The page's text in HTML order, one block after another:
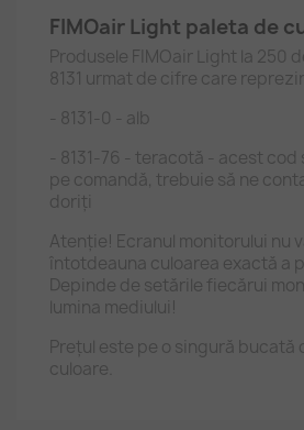
FIMOair Light paleta de
Produsele FIMOair Light la 250
8131 urmat de cifre care
- 8131-0 - alb
- 8131-76 - teracotă - acest cod
pe comandă, trebuie să ne
doriți
Atenție! Ecranul monitorului nu
întotdeauna culoarea exactă a
Depinde de setările fiecărui
lumina mediului!
Prețul este pe o singură bucată
culoare.